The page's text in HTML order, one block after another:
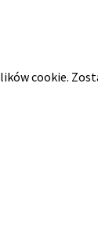
cookie.